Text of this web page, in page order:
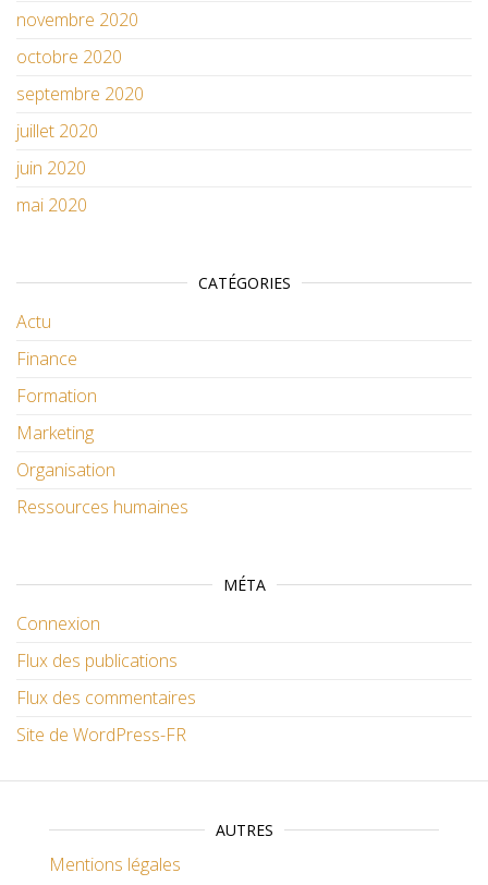
novembre 2020
octobre 2020
septembre 2020
juillet 2020
juin 2020
mai 2020
CATÉGORIES
Actu
Finance
Formation
Marketing
Organisation
Ressources humaines
MÉTA
Connexion
Flux des publications
Flux des commentaires
Site de WordPress-FR
AUTRES
Mentions légales